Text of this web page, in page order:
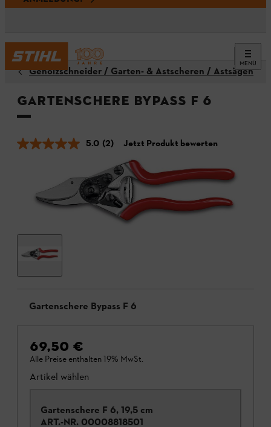
MENÜ
Gehölzschneider / Garten- & Astscheren / Astsägen
Gartenschere Bypass F 6
5.0 (2) Jetzt Produkt bewerten
Gartenschere Bypass F 6
69,50 €
Alle Preise enthalten 19% MwSt.
Artikel wählen
Gartenschere F 6, 19,5 cm
ART.-NR. 00008818501